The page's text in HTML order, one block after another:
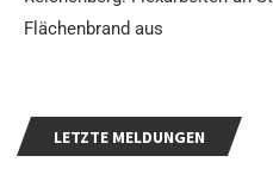
Flächenbrand aus
LETZTE MELDUNGEN